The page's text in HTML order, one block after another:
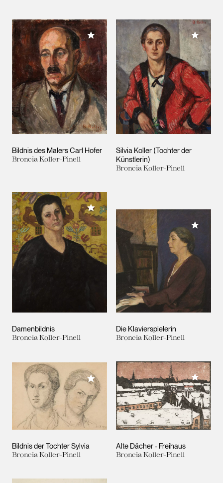
Bildnis des Malers Carl Hofer
Broncia Koller-Pinell
Meiner Sammlung hinzufügen
Silvia Koller (Tochter der
Künstlerin)
Broncia Koller-Pinell
Meiner
Damenbildnis
Broncia Koller-Pinell
Meiner Sammlung hinzufügen
Die Klavierspielerin
Broncia Koller-Pinell
Meiner
Bildnis der Tochter Sylvia
Broncia Koller-Pinell
Meiner Sammlung hinzufügen
Alte Dächer - Freihaus
Broncia Koller-Pinell
Meiner